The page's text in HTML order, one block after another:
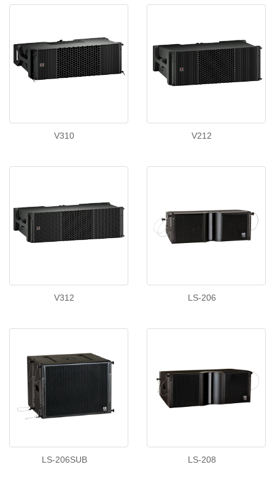
V310 V212
V312 LS-206
LS-206SUB LS-208